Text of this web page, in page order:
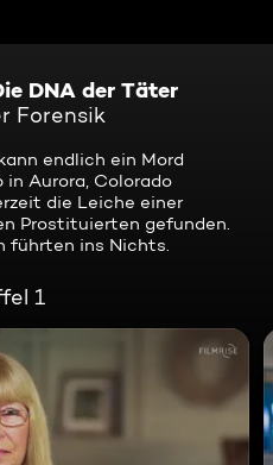
DNA der Täter
Forensik
endlich ein Mord
Aurora, Colorado
die Leiche einer
Prostituierten gefunden.
führten ins Nichts.
1